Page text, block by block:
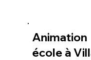
Animation
école à